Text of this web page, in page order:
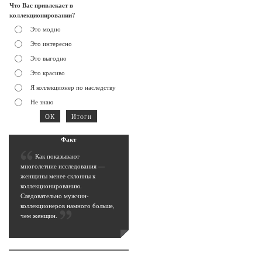
Что Вас привлекает в
коллекционировании?
Это модно
Это интересно
Это выгодно
Это красиво
Я коллекционер по наследству
Не знаю
Факт
Как показывают
многолетние исследования —
женщины менее склонны к
коллекционированию.
Следовательно мужчин-
коллекционеров намного больше,
чем женщин.